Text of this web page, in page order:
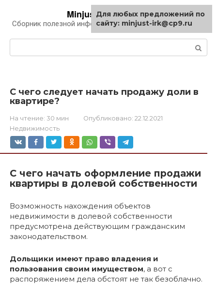
контенту
Minjust-irk.ru
Сборник полезной информации про автомобили
С чего следует начать продажу доли в
квартире?
На чтение: 30 мин Опубликовано: 22.12.2021
Недвижимость
С чего начать оформление продажи
квартиры в долевой собственности
Возможность нахождения объектов
недвижимости в долевой собственности
предусмотрена действующим гражданским
законодательством.
Дольщики имеют право владения и
пользования своим имуществом, а вот с
распоряжением дела обстоят не так безоблачно.
Для любых предложений по
сайту: minjust-irk@cp9.ru